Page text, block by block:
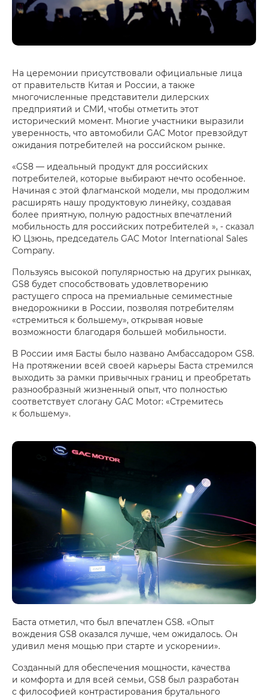
На церемонии присутствовали официальные лица
от правительств Китая и России, а также
многочисленные представители дилерских
предприятий и СМИ, чтобы отметить этот
исторический момент. Многие участники выразили
уверенность, что автомобили GAC Motor превзойдут
ожидания потребителей на российском рынке.
«GS8 — идеальный продукт для российских
потребителей, которые выбирают нечто особенное.
Начиная с этой флагманской модели, мы продолжим
расширять нашу продуктовую линейку, создавая
более приятную, полную радостных впечатлений
мобильность для российских потребителей », - сказал
Ю Цзюнь, председатель GAC Motor International Sales
Company.
Пользуясь высокой популярностью на других рынках,
GS8 будет способствовать удовлетворению
растущего спроса на премиальные семиместные
внедорожники в России, позволяя потребителям
«стремиться к большему», открывая новые
возможности благодаря большей мобильности.
В России имя Басты было названо Амбассадором GS8.
На протяжении всей своей карьеры Баста стремился
выходить за рамки привычных границ и преобретать
разнообразный жизненный опыт, что полностью
соответствует слогану GAC Motor: «Стремитесь
к большему».
Баста отметил, что был впечатлен GS8. «Опыт
вождения GS8 оказался лучше, чем ожидалось. Он
удивил меня мощью при старте и ускорении».
Созданный для обеспечения мощности, качества
и комфорта и для всей семьи, GS8 был разработан
с философией контрастирования брутального